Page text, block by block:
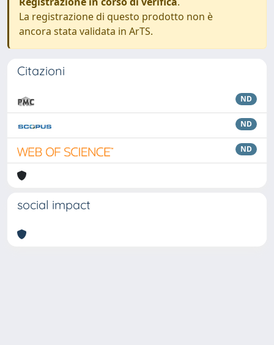
La registrazione di questo prodotto non è
ancora stata validata in ArTS.
Citazioni
ND
ND
ND
social impact